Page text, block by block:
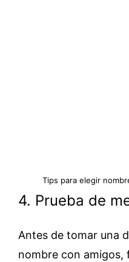
Tips para elegir
4. Prueba de
Antes de tomar una
nombre con amigos,